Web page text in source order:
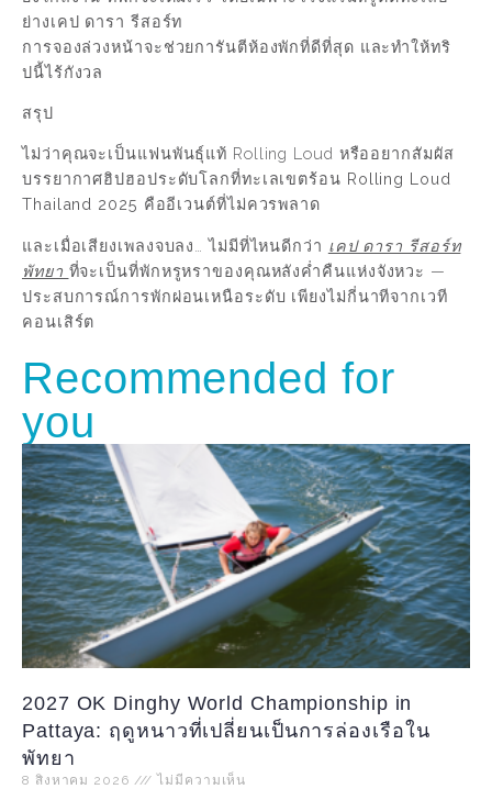
ย่างเคป ดารา รีสอร์ท
การจองล่วงหน้าจะช่วยการันตีห้องพักที่ดีที่สุด และทำให้ทริ
ปนี้ไร้กังวล
สรุป
ไม่ว่าคุณจะเป็นแฟนพันธุ์แท้ Rolling Loud หรืออยากสัมผัส
บรรยากาศฮิปฮอประดับโลกที่ทะเลเขตร้อน Rolling Loud
Thailand 2025 คืออีเวนต์ที่ไม่ควรพลาด
และเมื่อเสียงเพลงจบลง… ไม่มีที่ไหนดีกว่า เคป ดารา รีสอร์ท
พัทยา ที่จะเป็นที่พักหรูหราของคุณหลังค่ำคืนแห่งจังหวะ —
ประสบการณ์การพักผ่อนเหนือระดับ เพียงไม่กี่นาทีจากเวที
คอนเสิร์ต
Recommended for
you
2027 OK Dinghy World Championship in
Pattaya: ฤดูหนาวที่เปลี่ยนเป็นการล่องเรือใน
พัทยา
8 สิงหาคม 2026 ไม่มีความเห็น